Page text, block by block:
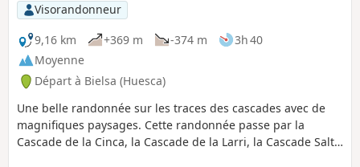
Visorandonneur
9,16 km
+369 m -374 m
3h 40
Moyenne
Départ à Bielsa (Huesca)
Une belle randonnée sur les traces des cascades avec de
magnifiques paysages. Cette randonnée passe par la
Cascade de la Cinca, la Cascade de la Larri, la Cascade Salto